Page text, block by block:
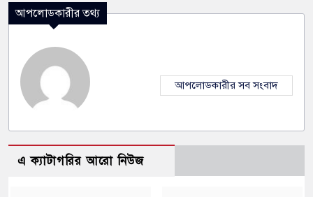
আপলোডকারীর তথ্য
আপলোডকারীর সব সংবাদ
এ ক্যাটাগরির আরো নিউজ